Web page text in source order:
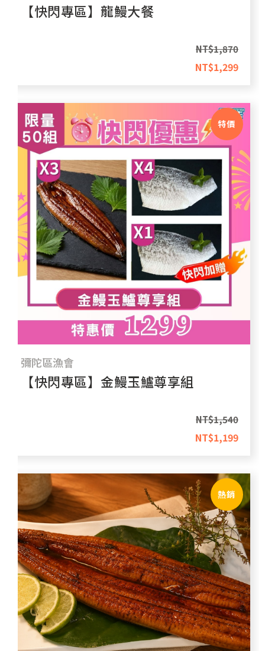
【快閃專區】龍鰻大餐
NT$1,870
NT$1,299
特價
彌陀區漁會
【快閃專區】金鰻玉鱸尊享組
NT$1,540
NT$1,199
熱銷